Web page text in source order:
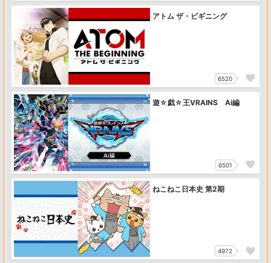
アトム ザ・ビギニング
6520
遊☆戯☆王VRAINS Ai編
6501
ねこねこ日本史 第2期
4972